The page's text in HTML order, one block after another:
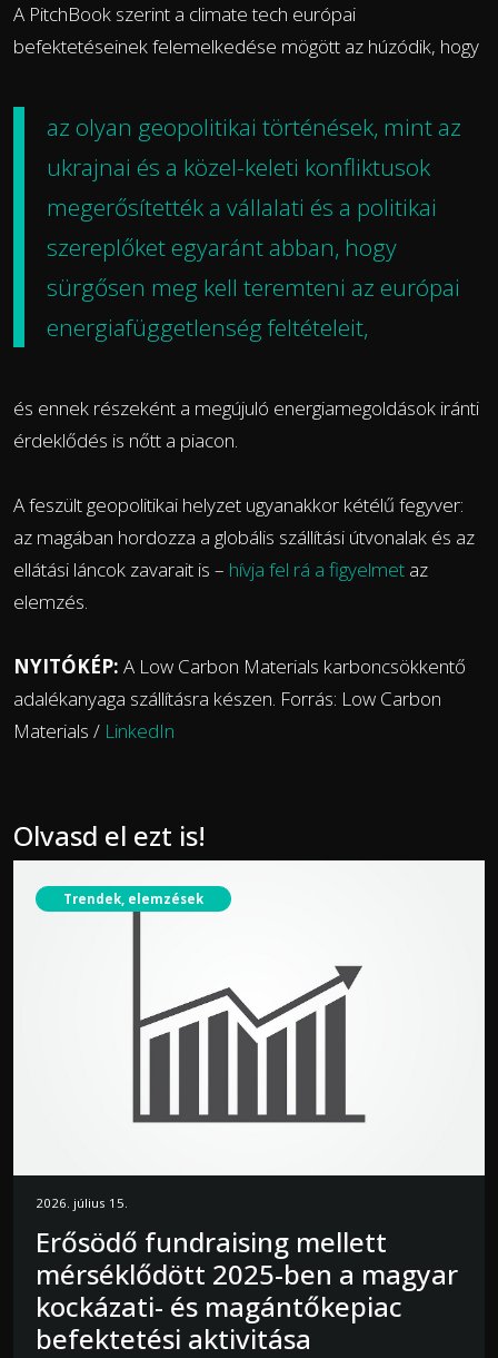
A PitchBook szerint a climate tech európai
befektetéseinek felemelkedése mögött az húzódik, hogy
az olyan geopolitikai történések, mint az
ukrajnai és a közel-keleti konfliktusok
megerősítették a vállalati és a politikai
szereplőket egyaránt abban, hogy
sürgősen meg kell teremteni az európai
energiafüggetlenség feltételeit,
és ennek részeként a megújuló energiamegoldások iránti
érdeklődés is nőtt a piacon.
A feszült geopolitikai helyzet ugyanakkor kétélű fegyver:
az magában hordozza a globális szállítási útvonalak és az
ellátási láncok zavarait is – hívja fel rá a figyelmet az
elemzés.
NYITÓKÉP: A Low Carbon Materials karboncsökkentő
adalékanyaga szállításra készen. Forrás: Low Carbon
Materials / LinkedIn
Olvasd el ezt is!
Trendek, elemzések
2026. július 15.
Erősödő fundraising mellett
mérséklődött 2025-ben a magyar
kockázati- és magántőkepiac
befektetési aktivitása